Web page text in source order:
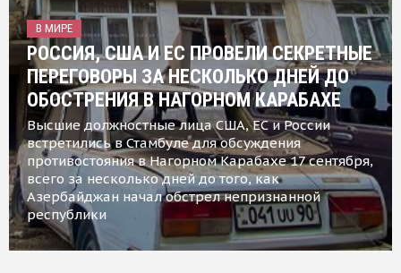
В МИРЕ
РОССИЯ, США И ЕС ПРОВЕЛИ СЕКРЕТНЫЕ
ПЕРЕГОВОРЫ ЗА НЕСКОЛЬКО ДНЕЙ ДО
ОБОСТРЕНИЯ В НАГОРНОМ КАРАБАХЕ
Высшие должностные лица США, ЕС и России
встретились в Стамбуле для обсуждения
противостояния в Нагорном Карабахе 17 сентября,
всего за несколько дней до того, как
Азербайджан начал обстрел непризнанной
республики